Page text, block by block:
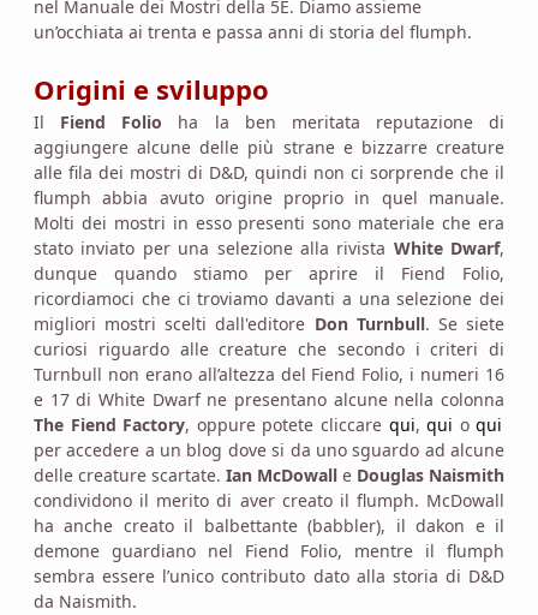
nel Manuale dei Mostri della 5E. Diamo assieme
un’occhiata ai trenta e passa anni di storia del flumph.
Origini e sviluppo
Il Fiend Folio ha la ben meritata reputazione di
aggiungere alcune delle più strane e bizzarre creature
alle fila dei mostri di D&D, quindi non ci sorprende che il
flumph abbia avuto origine proprio in quel manuale.
Molti dei mostri in esso presenti sono materiale che era
stato inviato per una selezione alla rivista White Dwarf,
dunque quando stiamo per aprire il Fiend Folio,
ricordiamoci che ci troviamo davanti a una selezione dei
migliori mostri scelti dall'editore Don Turnbull. Se siete
curiosi riguardo alle creature che secondo i criteri di
Turnbull non erano all’altezza del Fiend Folio, i numeri 16
e 17 di White Dwarf ne presentano alcune nella colonna
The Fiend Factory, oppure potete cliccare qui,qui oqui
per accedere a un blog dove si da uno sguardo ad alcune
delle creature scartate. Ian McDowall e Douglas Naismith
condividono il merito di aver creato il flumph. McDowall
ha anche creato il balbettante (babbler), il dakon e il
demone guardiano nel Fiend Folio, mentre il flumph
sembra essere l’unico contributo dato alla storia di D&D
da Naismith.